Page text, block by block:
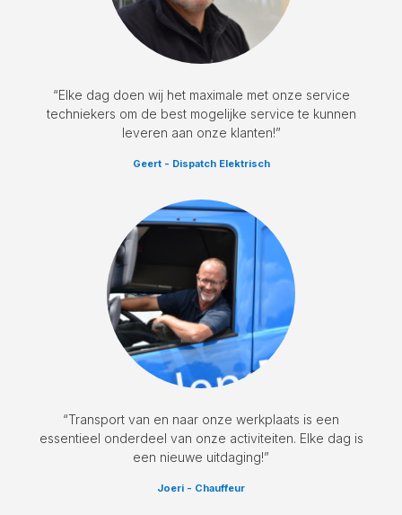
“Elke dag doen wij het maximale met onze service
techniekers om de best mogelijke service te kunnen
leveren aan onze klanten!”
Geert - Dispatch Elektrisch
“Transport van en naar onze werkplaats is een
essentieel onderdeel van onze activiteiten. Elke dag is
een nieuwe uitdaging!”
Joeri - Chauffeur